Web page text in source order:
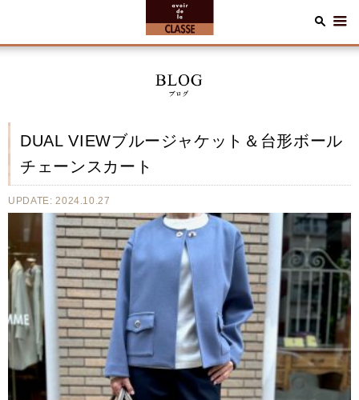
DUAL VIEWブルージャケット＆台形ボール
チェーンスカート
UPDATE: 2024.10.27